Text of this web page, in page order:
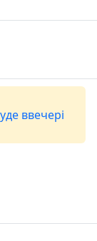
ввечері